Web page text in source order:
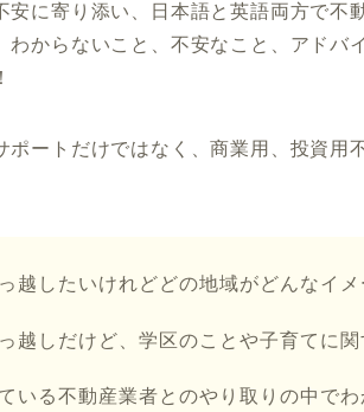
に寄り添い、日本語と英語両方で不
わからないこと、不安なこと、アドバ
ポートだけではなく、商業用、投資用
越したいけれどどの地域がどんなイメ
越しだけど、学区のことや子育てに
いる不動産業者とのやり取りの中でわ